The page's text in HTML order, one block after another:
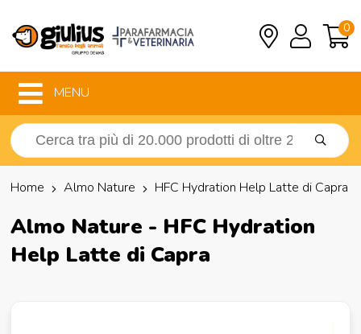
0
MENU
Home Almo Nature HFC Hydration Help Latte di Capra
Almo Nature - HFC Hydration
Help Latte di Capra